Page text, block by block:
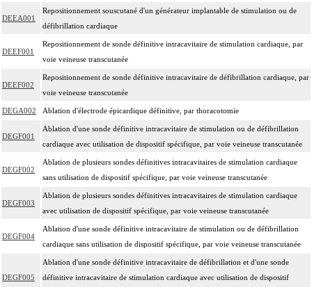
DEEA001
Repositionnement souscutané d'un générateur implantable de stimulation ou de
défibrillation cardiaque
DEEF001
Repositionnement de sonde définitive intracavitaire de stimulation cardiaque, par
voie veineuse transcutanée
DEEF002
Repositionnement de sonde définitive intracavitaire de défibrillation cardiaque, par
voie veineuse transcutanée
DEGA002 Ablation d'électrode épicardique définitive, par thoracotomie
DEGF001
Ablation d'une sonde définitive intracavitaire de stimulation ou de défibrillation
cardiaque avec utilisation de dispositif spécifique, par voie veineuse transcutanée
DEGF002
Ablation de plusieurs sondes définitives intracavitaires de stimulation cardiaque
sans utilisation de dispositif spécifique, par voie veineuse transcutanée
DEGF003
Ablation de plusieurs sondes définitives intracavitaires de stimulation cardiaque
avec utilisation de dispositif spécifique, par voie veineuse transcutanée
DEGF004
Ablation d'une sonde définitive intracavitaire de stimulation ou de défibrillation
cardiaque sans utilisation de dispositif spécifique, par voie veineuse transcutanée
DEGF005
Ablation d'une sonde définitive intracavitaire de défibrillation et d'une sonde
définitive intracavitaire de stimulation cardiaque avec utilisation de dispositif